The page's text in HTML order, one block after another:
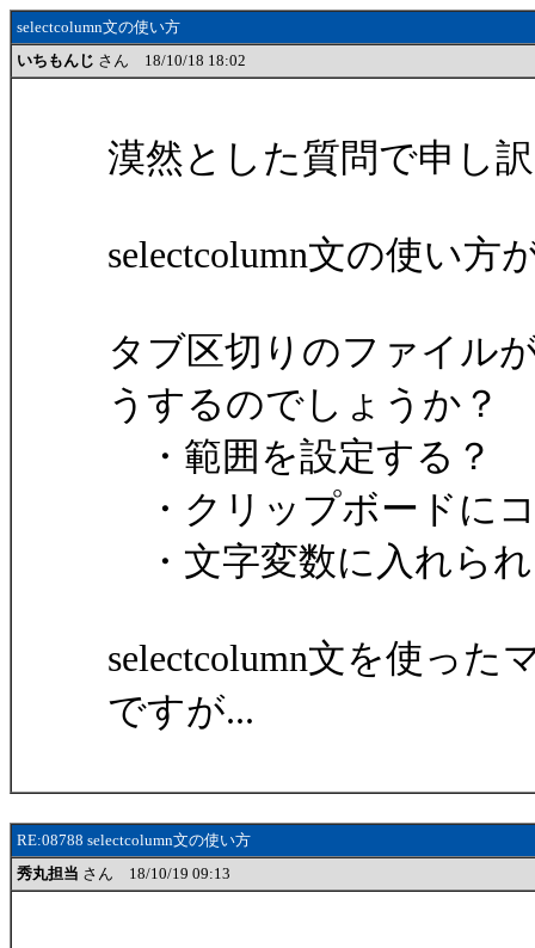
selectcolumn文の使い方
いちもんじ さん 18/10/18 18:02
漠然とした質問で申し
selectcolumn文の使い
タブ区切りのファイル
うするのでしょうか？
・範囲を設定する？
・クリップボードに
・文字変数に入れら
selectcolumn文を使っ
ですが...
RE:08788 selectcolumn文の使い方
秀丸担当 さん 18/10/19 09:13